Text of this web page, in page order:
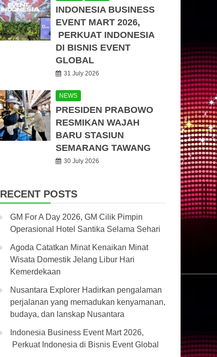
INDONESIA BUSINESS
EVENT MART 2026,
PERKUAT INDONESIA
DI BISNIS EVENT
GLOBAL
31 July 2026
NEWS
PRESIDEN PRABOWO
RESMIKAN WAJAH
BARU STASIUN
SEMARANG TAWANG
30 July 2026
RECENT POSTS
GM For A Day 2026, GM Cilik Pimpin
Operasional Hotel Santika Selama Sehari
Agoda Catatkan Minat Kenaikan Minat
Wisata Domestik Jelang Libur Hari
Kemerdekaan
Nusantara Explorer Hadirkan pengalaman
perjalanan yang memadukan kenyamanan,
budaya, dan lanskap Nusantara
Indonesia Business Event Mart 2026,
Perkuat Indonesia di Bisnis Event Global